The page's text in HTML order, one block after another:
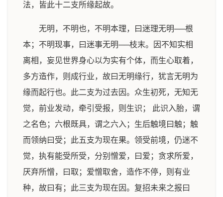
法，皆此十二支所缘起故。
无明，不明也，不明本理，曰迷理无明──根
本；不明现事，曰迷事无明──枝末。因不知实相
离相，妄见世界身心以为实有个体，而生心取着，
多方造作，则成行业，故曰无明缘行，犹言无明为
缘而起行也。此二支为过去因。众生初死，无知无
觉，前业发动，牵引受报，则生识； 此识入胎，谓
之名色；六根既具，谓之六入；生后触境曰触；触
而领纳曰受；此五支为现在果。领受前境，仍迷不
觉，执有能受所受，分别憎爱，曰爱；贪求所爱，
厌弃所憎，曰取；爱憎取舍，造作不停，则有业
种，故曰有；此三支为现在因。复招未来之报曰